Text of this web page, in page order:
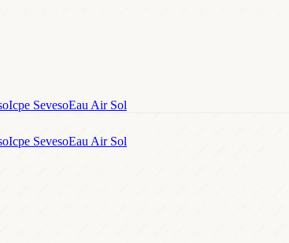
Icpe SevesoEau Air Sol
Icpe SevesoEau Air Sol